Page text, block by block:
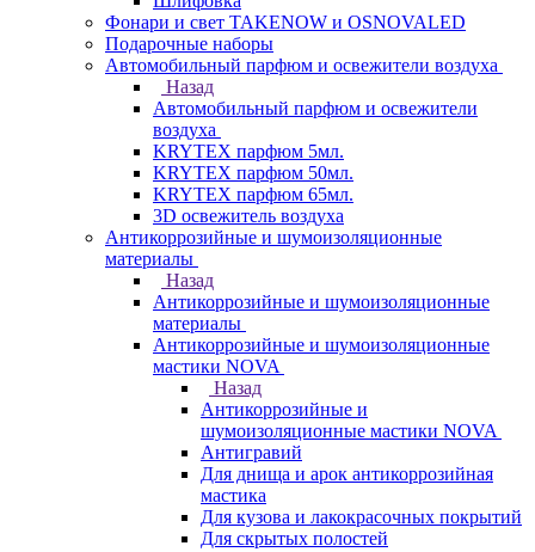
Фонари и свет TAKENOW и OSNOVALED
Подарочные наборы
Автомобильный парфюм и освежители воздуха
Назад
Автомобильный парфюм и освежители
воздуха
KRYTEX парфюм 5мл.
KRYTEX парфюм 50мл.
KRYTEX парфюм 65мл.
3D освежитель воздуха
Антикоррозийные и шумоизоляционные
материалы
Назад
Антикоррозийные и шумоизоляционные
материалы
Антикоррозийные и шумоизоляционные
мастики NOVA
Назад
Антикоррозийные и
шумоизоляционные мастики NOVA
Антигравий
Для днища и арок антикоррозийная
мастика
Для кузова и лакокрасочных покрытий
Для скрытых полостей